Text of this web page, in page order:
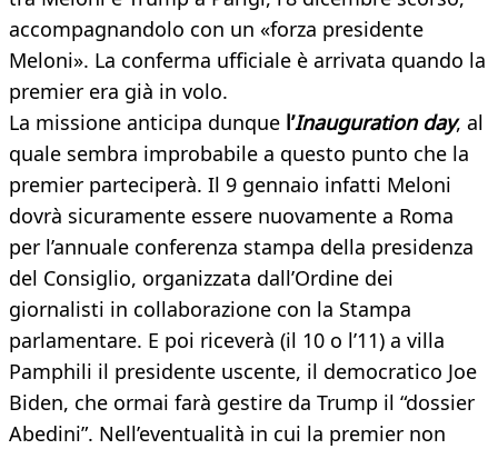
accompagnandolo con un «forza presidente
Meloni». La conferma ufficiale è arrivata quando la
premier era già in volo.
La missione anticipa dunque l’Inauguration day, al
quale sembra improbabile a questo punto che la
premier parteciperà. Il 9 gennaio infatti Meloni
dovrà sicuramente essere nuovamente a Roma
per l’annuale conferenza stampa della presidenza
del Consiglio, organizzata dall’Ordine dei
giornalisti in collaborazione con la Stampa
parlamentare. E poi riceverà (il 10 o l’11) a villa
Pamphili il presidente uscente, il democratico Joe
Biden, che ormai farà gestire da Trump il “dossier
Abedini”. Nell’eventualità in cui la premier non